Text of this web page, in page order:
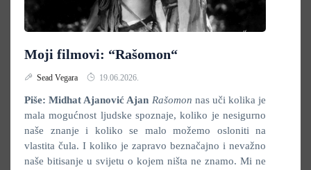
Moji filmovi: “Rašomon“
Sead Vegara 19.06.2026.
Piše: Midhat Ajanović Ajan Rašomon nas uči kolika je
mala mogućnost ljudske spoznaje, koliko je nesigurno
naše znanje i koliko se malo možemo osloniti na
vlastita čula. I koliko je zapravo beznačajno i nevažno
naše bitisanje u svijetu o kojem ništa ne znamo. Mi ne